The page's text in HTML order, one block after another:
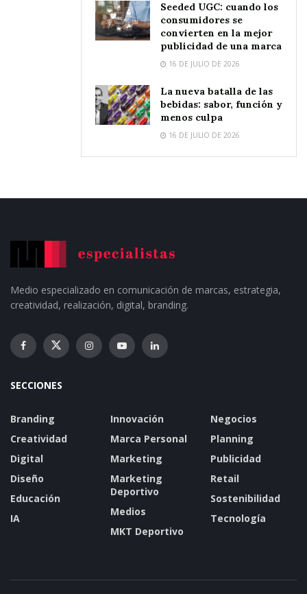
Seeded UGC: cuando los
consumidores se
convierten en la mejor
publicidad de una marca
16 DE JULIO DE 2026
La nueva batalla de las
bebidas: sabor, función y
menos culpa
16 DE JULIO DE 2026
Medio especializado en comunicación de marcas, estrategia,
creatividad, realización, digital, branding.
SECCIONES
Branding
Creatividad
Digital
Diseño
Educación
IA
Innovación
Marca Personal
Marketing
Marketing
Deportivo
Medios
MKT Deportivo
Negocios
Planning
Publicidad
Retail
Sostenibilidad
Tecnología